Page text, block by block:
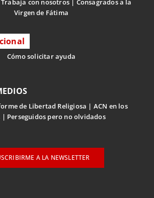
Trabaja con nosotros
Consagrados a la
Virgen de Fátima
Cómo solicitar ayuda
de Libertad Religiosa
ACN en los
Perseguidos pero no olvidados
A LA NEWSLETTER